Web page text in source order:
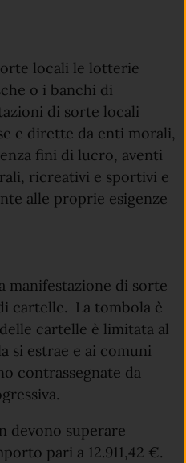
locali le lotterie
o i banchi di
di sorte locali
e dirette da enti morali,
fini di lucro, aventi
ricreativi e sportivi e
alle proprie esigenze
manifestazione di sorte
cartelle. La tombola è
cartelle è limitata al
si estrae e ai comuni
contrassegnate da
devono superare
pari a 12.911,42 €.